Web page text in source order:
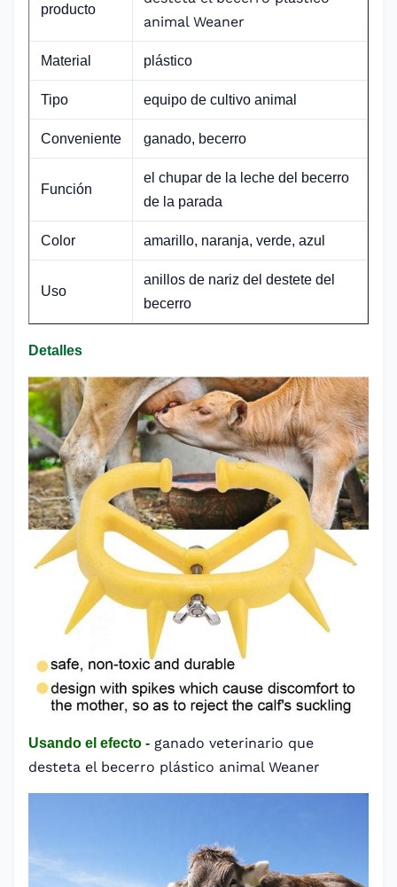
producto
animal Weaner
Material plástico
Tipo equipo de cultivo animal
Conveniente ganado, becerro
Función
el chupar de la leche del becerro
de la parada
Color amarillo, naranja, verde, azul
Uso
anillos de nariz del destete del
becerro
Detalles
Usando el efecto - ganado veterinario que
desteta el becerro plástico animal Weaner